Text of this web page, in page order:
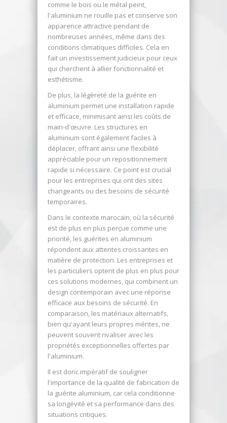
comme le bois ou le métal peint,
l'aluminium ne rouille pas et conserve son
apparence attractive pendant de
nombreuses années, même dans des
conditions climatiques difficiles. Cela en
fait un investissement judicieux pour ceux
qui cherchent à allier fonctionnalité et
esthétisme.
De plus, la légèreté de la guérite en
aluminium permet une installation rapide
et efficace, minimisant ainsi les coûts de
main-d'œuvre. Les structures en
aluminium sont également faciles à
déplacer, offrant ainsi une flexibilité
appréciable pour un repositionnement
rapide si nécessaire. Ce point est crucial
pour les entreprises qui ont des sites
changeants ou des besoins de sécurité
temporaires.
Dans le contexte marocain, où la sécurité
est de plus en plus perçue comme une
priorité, les guérites en aluminium
répondent aux attentes croissantes en
matière de protection. Les entreprises et
les particuliers optent de plus en plus pour
ces solutions modernes, qui combinent un
design contemporain avec une réponse
efficace aux besoins de sécurité. En
comparaison, les matériaux alternatifs,
bien qu'ayant leurs propres mérites, ne
peuvent souvent rivaliser avec les
propriétés exceptionnelles offertes par
l'aluminium.
Il est donc impératif de souligner
l'importance de la qualité de fabrication de
la guérite aluminium, car cela conditionne
sa longévité et sa performance dans des
situations critiques.